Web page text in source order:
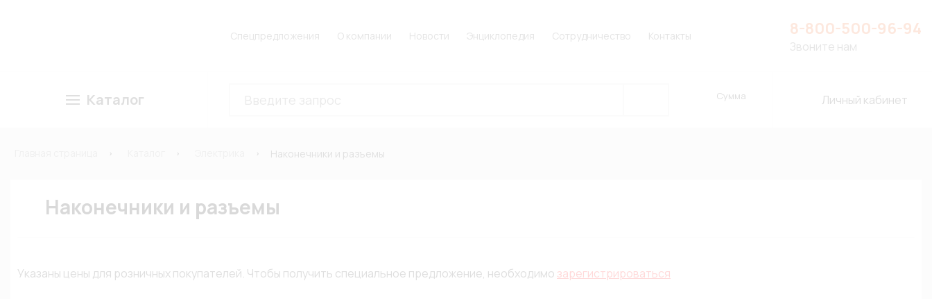
Спецпредложения О компании Новости Энциклопедия Сотрудничество Контакты 8-800-500-96-94
Звоните нам
Каталог Сумма Личный кабинет
Наконечники и разъемы
Наконечники и разъемы
Указаны цены для розничных покупателей. Чтобы получить специальное предложение, необходимо зарегистрироваться